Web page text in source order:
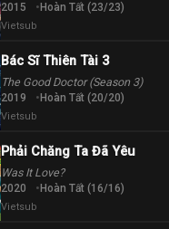
2015 Hoàn Tất (23/23)
Vietsub
Bác Sĩ Thiên Tài 3
The Good Doctor (Season 3)
2019 Hoàn Tất (20/20)
Vietsub
Phải Chăng Ta Đã Yêu
Was It Love?
2020 Hoàn Tất (16/16)
Vietsub